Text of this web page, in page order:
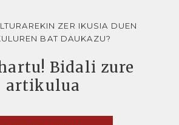
ZER IKUSIA DUEN
BAT DAUKAZU?
Bidali zure
artikulua